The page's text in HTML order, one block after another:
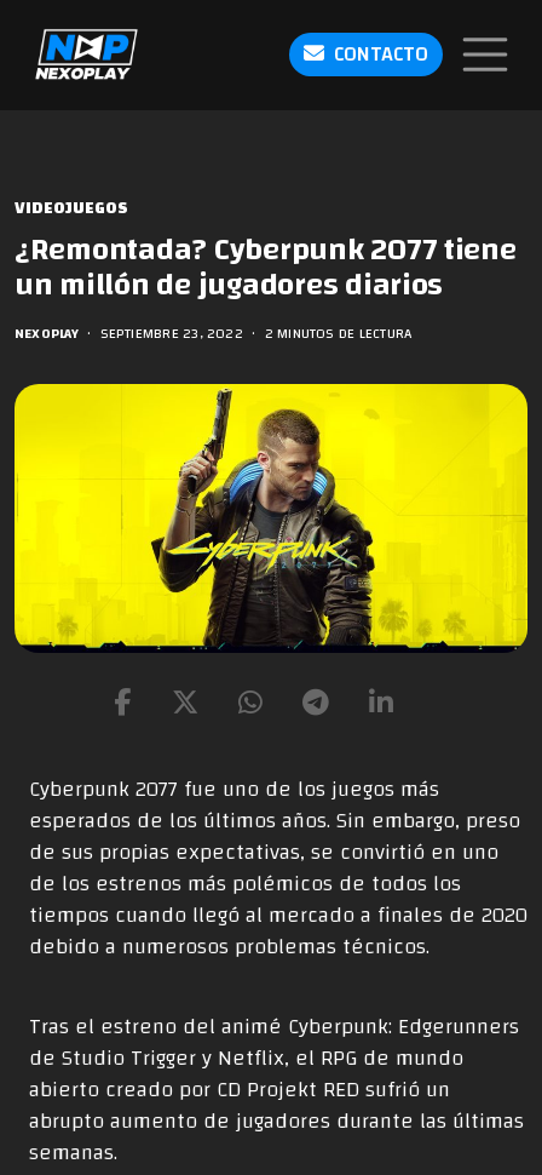
CONTACTO
VIDEOJUEGOS
¿Remontada? Cyberpunk 2077 tiene
un millón de jugadores diarios
NEXOPLAY • SEPTIEMBRE 23, 2022 • 2 MINUTOS DE LECTURA
Cyberpunk 2077 fue uno de los juegos más
esperados de los últimos años. Sin embargo, preso
de sus propias expectativas, se convirtió en uno
de los estrenos más polémicos de todos los
tiempos cuando llegó al mercado a finales de 2020
debido a numerosos problemas técnicos.
Tras el estreno del animé Cyberpunk: Edgerunners
de Studio Trigger y Netflix, el RPG de mundo
abierto creado por CD Projekt RED sufrió un
abrupto aumento de jugadores durante las últimas
semanas.